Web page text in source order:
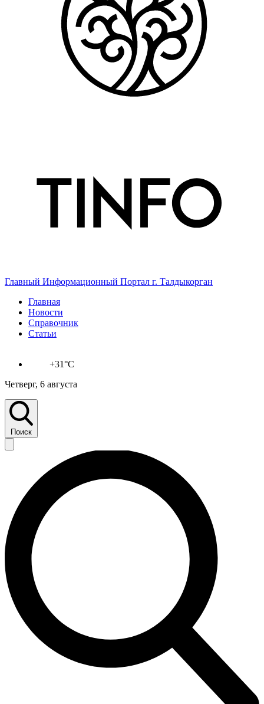
Главный Информационный Портал г. Талдыкорган
Главная
Новости
Справочник
Статьи
+31°C
Четверг, 6 августа
Поиск